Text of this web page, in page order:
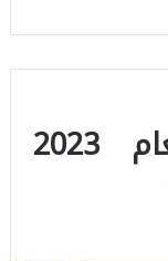
الانتخابات التركية لعام 2023